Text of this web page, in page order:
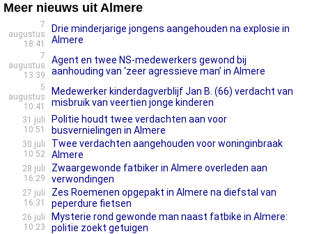
Meer nieuws uit Almere
7
augustus
18:41
Drie minderjarige jongens aangehouden na explosie in
Almere
7
augustus
13:39
Agent en twee NS-medewerkers gewond bij
aanhouding van ‘zeer agressieve man’ in Almere
5
augustus
10:41
Medewerker kinderdagverblijf Jan B. (66) verdacht van
misbruik van veertien jonge kinderen
31 juli
10:51
Politie houdt twee verdachten aan voor
busvernielingen in Almere
30 juli
10:52
Twee verdachten aangehouden voor woninginbraak
Almere
28 juli
16:29
Zwaargewon­de fatbiker in Almere overleden aan
verwondin­gen
27 juli
16:31
Zes Roemenen opgepakt in Almere na diefstal van
peperdure fietsen
26 juli
10:23
Mysterie rond gewonde man naast fatbike in Almere:
politie zoekt getuigen